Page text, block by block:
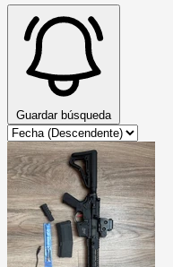
Guardar búsqueda